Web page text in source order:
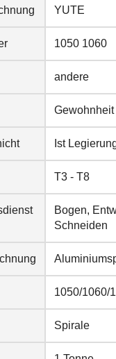
Produkte Über Uns
von mehr als 20
von nicht mehr als 15
YUTE
1050 1060
andere
Gewohnheit
Ist
T3 - T8
Bogen,
Schneiden
1050/1060/
Spirale